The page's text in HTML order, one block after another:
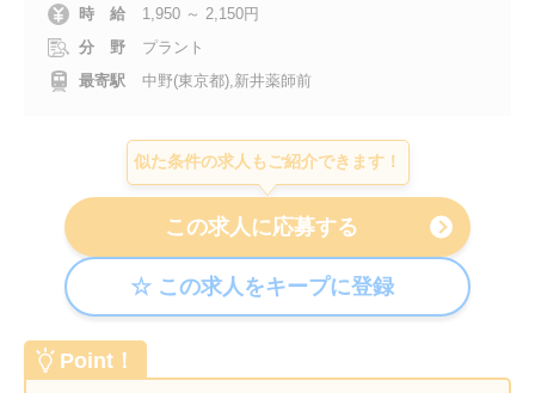
時 給
1,950 ～ 2,150円
分 野
プラント
最寄駅
中野(東京都),新井薬師前
似た条件の求人もご紹介できます！
Point！